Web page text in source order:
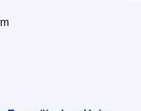
der Europäischen